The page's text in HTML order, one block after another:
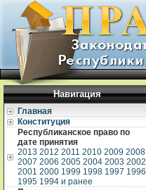
Навигация
Главная
Конституция
Республиканское право по
дате принятия
2013 2012 2011 2010 2009 2008
2007 2006 2005 2004 2003 2002
2001 2000 1999 1998 1997 1996
1995 1994 и ранее